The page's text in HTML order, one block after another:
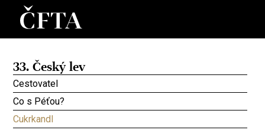
33. Český lev
Cestovatel
Co s Péťou?
Cukrkandl